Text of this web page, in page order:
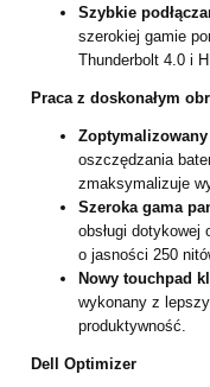
Szybkie
szerokiej gamie
Thunderbolt 4.0 i
Praca z doskonałym
Zoptymalizowany
oszczędzania
zmaksymalizuje
Szeroka gama
obsługi
o jasności 250
Nowy touchpad
wykonany z
produktywność.
Dell Optimizer